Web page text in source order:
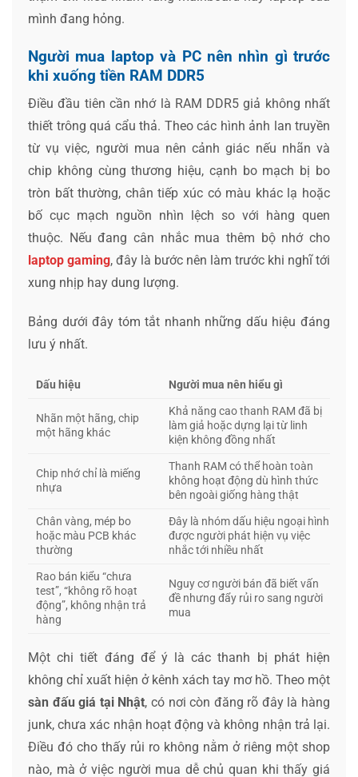
mình đang hỏng.
Người mua laptop và PC nên nhìn gì trước
khi xuống tiền RAM DDR5
Điều đầu tiên cần nhớ là RAM DDR5 giả không nhất
thiết trông quá cẩu thả. Theo các hình ảnh lan truyền
từ vụ việc, người mua nên cảnh giác nếu nhãn và
chip không cùng thương hiệu, cạnh bo mạch bị bo
tròn bất thường, chân tiếp xúc có màu khác lạ hoặc
bố cục mạch nguồn nhìn lệch so với hàng quen
thuộc. Nếu đang cân nhắc mua thêm bộ nhớ cho
laptop gaming, đây là bước nên làm trước khi nghĩ tới
xung nhịp hay dung lượng.
Bảng dưới đây tóm tắt nhanh những dấu hiệu đáng
lưu ý nhất.
Dấu hiệu Người mua nên hiểu gì
Nhãn một hãng, chip
một hãng khác
Khả năng cao thanh RAM đã bị
làm giả hoặc dựng lại từ linh
kiện không đồng nhất
Chip nhớ chỉ là miếng
nhựa
Thanh RAM có thể hoàn toàn
không hoạt động dù hình thức
bên ngoài giống hàng thật
Chân vàng, mép bo
hoặc màu PCB khác
thường
Đây là nhóm dấu hiệu ngoại hình
được người phát hiện vụ việc
nhắc tới nhiều nhất
Rao bán kiểu “chưa
test”, “không rõ hoạt
động”, không nhận trả
hàng
Nguy cơ người bán đã biết vấn
đề nhưng đẩy rủi ro sang người
mua
Một chi tiết đáng để ý là các thanh bị phát hiện
không chỉ xuất hiện ở kênh xách tay mơ hồ. Theo một
sàn đấu giá tại Nhật, có nơi còn đăng rõ đây là hàng
junk, chưa xác nhận hoạt động và không nhận trả lại.
Điều đó cho thấy rủi ro không nằm ở riêng một shop
nào, mà ở việc người mua dễ chủ quan khi thấy giá